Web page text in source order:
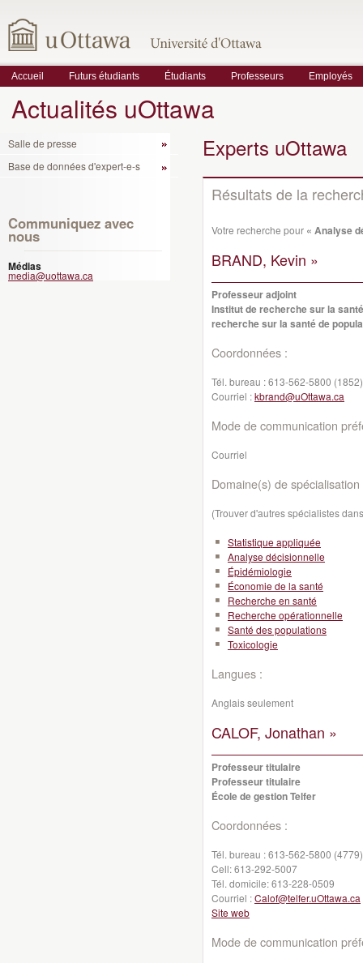
Accueil Futurs étudiants Étudiants Professeurs Employés
Actualités uOttawa
Salle de presse
Base de données d'expert-e-s
Communiquez avec
nous
Médias
media@uottawa.ca
Experts uOttawa
Résultats de la
Votre recherche pour « Analyse
BRAND, Kevin »
Professeur adjoint
Institut de recherche sur la
recherche sur la santé de
Coordonnées :
Tél. bureau :613-562-5800 (1852)
Courriel :kbrand@uOttawa.ca
Mode de communication
Courriel
Domaine(s) de spécialisation
(Trouver d'autres spécialistes
Statistique appliquée
Analyse décisionnelle
Épidémiologie
Économie de la santé
Recherche en santé
Recherche opérationnelle
Santé des populations
Toxicologie
Langues :
Anglais seulement
CALOF, Jonathan »
Professeur titulaire
Professeur titulaire
École de gestion Telfer
Coordonnées :
Tél. bureau :613-562-5800 (4779)
Cell:613-292-5007
Tél. domicile:613-228-0509
Courriel :Calof@telfer.uOttawa.ca
Site web
Mode de communication